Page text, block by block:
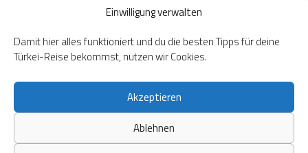
Einwilligung verwalten
Damit hier alles funktioniert und du die besten Tipps für deine
Türkei-Reise bekommst, nutzen wir Cookies.
Akzeptieren
Ablehnen
Widerrufsbelehrung